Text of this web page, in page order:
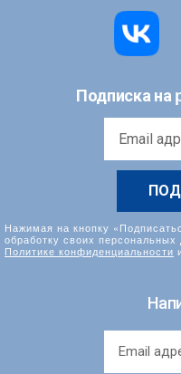
Подписка на
Нажимая на кнопку
обработку своих персональных
Политике конфиденциальности